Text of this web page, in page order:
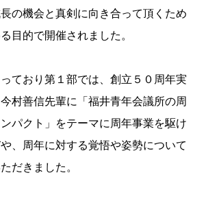
の機会と真剣に向き合って頂くため
目的で開催されました。
ており第１部では、創立５０周年実
村善信先輩に「福井青年会議所の周
パクト」をテーマに周年事業を駆け
、周年に対する覚悟や姿勢について
だきました。